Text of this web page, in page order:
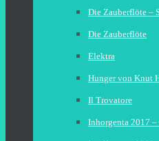
Die Zauberflöte –
Die Zauberflöte
Elektra
Hunger von Knut
Il Trovatore
Inhorgenta 2017